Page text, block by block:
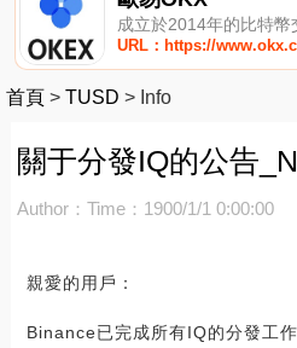
成立於2014年的比特幣
URL：https://
首頁 > TUSD > Info
關于分發IQ的公告
Author： Time：1900/1/1 0:00:00
親愛的用戶：
Binance已完成所有IQ的分發工